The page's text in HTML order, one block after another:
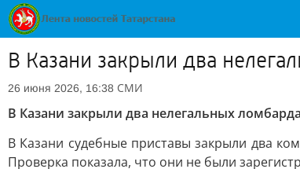
В Казани закрыли два
26 июня 2026, 16:38 СМИ
В Казани закрыли два нелегальных
В Казани судебные приставы закрыли два
Проверка показала, что они не были